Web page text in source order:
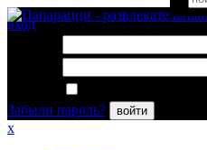
вход
Забыли пароль?
войти
x